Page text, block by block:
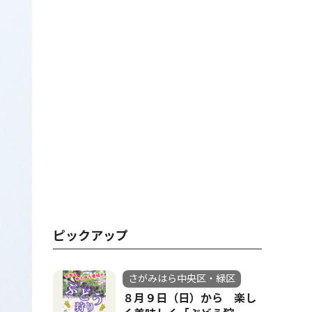
ピックアップ
さがみはら中央区・緑区
８月９日（日）から 楽し